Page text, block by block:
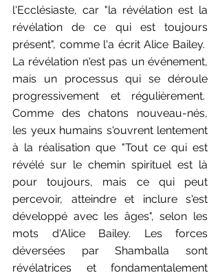
l'Ecclésiaste, car "la révélation est la
révélation de ce qui est toujours
présent", comme l'a écrit Alice Bailey.
La révélation n'est pas un événement,
mais un processus qui se déroule
progressivement et régulièrement.
Comme des chatons nouveau-nés,
les yeux humains s'ouvrent lentement
à la réalisation que "Tout ce qui est
révélé sur le chemin spirituel est là
pour toujours, mais ce qui peut
percevoir, atteindre et inclure s'est
développé avec les âges", selon les
mots d'Alice Bailey. Les forces
déversées par Shamballa sont
révélatrices et fondamentalement